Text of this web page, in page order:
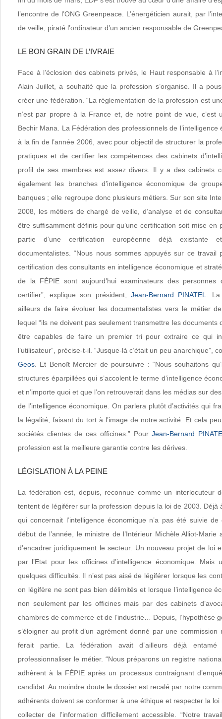
l’encontre de l’ONG Greenpeace. L’énergéticien aurait, par
de veille, piraté l’ordinateur d’un ancien responsable de
LE BON GRAIN DE L’IVRAIE
Face à l’éclosion des cabinets privés, le Haut responsable à
Alain Juillet, a souhaité que la profession s’organise. Il a
créer une fédération. “La réglementation de la profession est
n’est par propre à la France et, de notre point de vue, c’est
Bechir Mana. La Fédération des professionnels de
à la fin de l’année 2006, avec pour objectif de structurer la
pratiques et de certifier les compétences des cabinets
profil de ses membres est assez divers. Il y a des cabinets
également les branches d’intelligence économique de
banques ; elle regroupe donc plusieurs métiers. Sur son site
2008, les métiers de chargé de veille, d’analyse et de
être suffisamment définis pour qu’une certification soit mise en
partie d’une certification européenne déjà existante
documentalistes. “Nous nous sommes appuyés sur ce
certification des consultants en intelligence économique et
de la FÉPIE sont aujourd’hui examinateurs des
certifier”, explique son président, Jean-Bernard PINATEL
.
ailleurs de faire évoluer les documentalistes vers le métier
lequel “ils ne doivent pas seulement transmettre les documents
être capables de faire un premier tri pour extraire ce qui
l’utilisateur”, précise-t-il. “Jusque-là c’était un peu anarchique”,
Geos . Et Benoît Mercier de poursuivre : “Nous souhaitons
structures éparpillées qui s’accolent le terme d’intelligence
et n’importe quoi et que l’on retrouverait dans les médias sur
de l’intelligence économique. On parlera plutôt d’activités qui
la légalité, faisant du tort à l’image de notre activité. Et cela
sociétés clientes de ces officines.” PourJean-Bernard
profession est la meilleure garantie contre les dérives.
LÉGISLATION À LA PEINE
La fédération est, depuis, reconnue comme un interlocuteur
tentent de légiférer sur la profession depuis la loi de 2003. Déjà
qui concernait l’intelligence économique n’a pas été suivie de
début de l’année, le ministre de l’Intérieur Michèle Alliot-Marie
d’encadrer juridiquement le secteur. Un nouveau projet de loi
par l’Etat pour les officines d’intelligence économique.
quelques difficultés. Il n’est pas aisé de légiférer lorsque les
on légifère ne sont pas bien délimités et lorsque l’intelligence
non seulement par les officines mais par des cabinets
chambres de commerce et de l’industrie… Depuis, l’hypothèse
s’éloigner au profit d’un agrément donné par une commission
ferait partie. La fédération avait d’ailleurs déjà entamé
professionnaliser le métier. “Nous préparons un registre
adhèrent à la FÉPIE après un processus contraignant
candidat. Au moindre doute le dossier est recalé par notre
adhérents doivent se conformer à une éthique et respecter la loi
collecter de l’information difficilement accessible. “Notre